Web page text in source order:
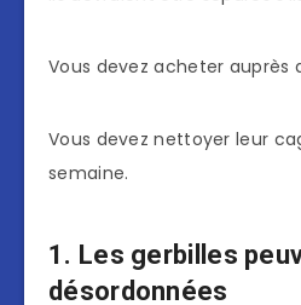
Vous devez acheter auprès
Vous devez nettoyer leur
semaine.
1. Les gerbilles
désordonnées